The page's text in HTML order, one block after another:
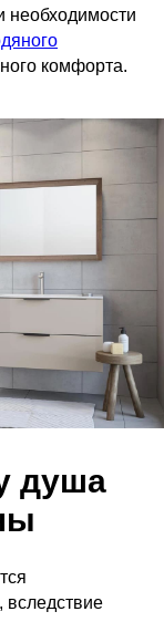
необходимости
комфорта.
душа
вследствие